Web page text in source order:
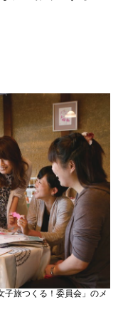
子旅つくる！委員会」のメ